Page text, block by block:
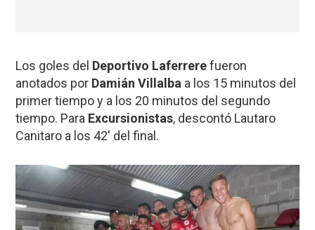
Los goles del Deportivo Laferrerefueron
anotados por Damián Villalba a los 15 minutos del
primer tiempo y a los 20 minutos del segundo
tiempo. Para Excursionistas, descontó Lautaro
Canitaro a los 42′ del final.